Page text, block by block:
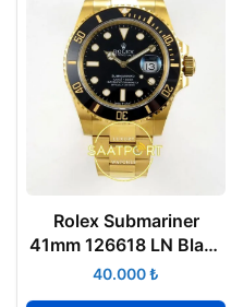
Rolex Submariner
41mm 126618 LN Black
Yellow Gold VSF
₺